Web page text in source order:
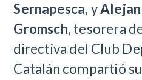
Sernapesca, y
Gromsch, tesorera
directiva del Club
Catalán compartió